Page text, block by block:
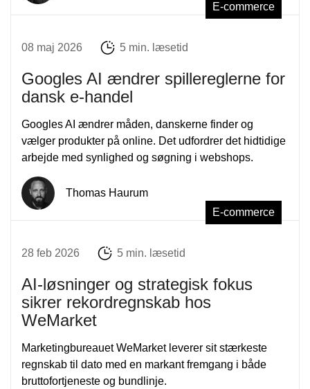
E-commerce
08 maj 2026 5 min. læsetid
Googles AI ændrer spillereglerne for
dansk e-handel
Googles AI ændrer måden, danskerne finder og
vælger produkter på online. Det udfordrer det hidtidige
arbejde med synlighed og søgning i webshops.
Thomas Haurum
E-commerce
28 feb 2026 5 min. læsetid
AI-løsninger og strategisk fokus
sikrer rekordregnskab hos
WeMarket
Marketingbureauet WeMarket leverer sit stærkeste
regnskab til dato med en markant fremgang i både
bruttofortjeneste og bundlinje.